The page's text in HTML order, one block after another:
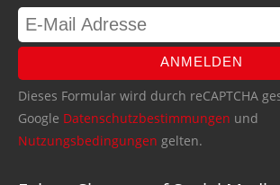
ANMELDEN
Dieses Formular wird durch reCAPTCHA
Google Datenschutzbestimmungen und
Nutzungsbedingungen gelten.